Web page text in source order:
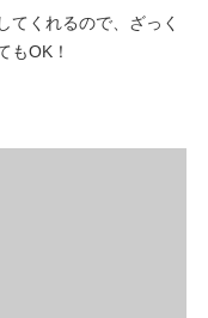
てくれるので、ざっく
もOK！